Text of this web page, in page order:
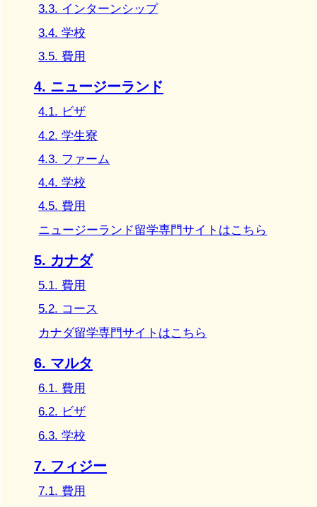
3.3. インターンシップ
3.4. 学校
3.5. 費用
4. ニュージーランド
4.1. ビザ
4.2. 学生寮
4.3. ファーム
4.4. 学校
4.5. 費用
ニュージーランド留学専門サイトはこちら
5. カナダ
5.1. 費用
5.2. コース
カナダ留学専門サイトはこちら
6. マルタ
6.1. 費用
6.2. ビザ
6.3. 学校
7. フィジー
7.1. 費用